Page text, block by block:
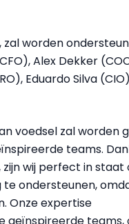
zal worden
Alex Dekker
Eduardo Silva
voedsel zal worden
teams.
wij perfect in staat
ondersteunen,
Onze expertise
geïnspireerde teams,